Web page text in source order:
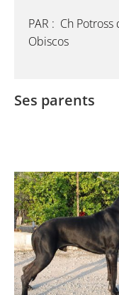
PAR : Ch
Obiscos
Ses parents